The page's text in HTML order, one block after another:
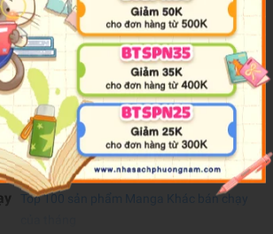
Dân Trí
2025
Tiếng Việt
190
18 x 13 x 0.8 cm
176
Bìa Mềm
2025-08-15 08:00:00
Top 100 sản phẩm Manga Khác bán chạy